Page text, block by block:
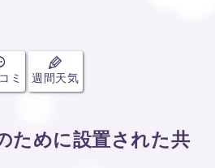
ミ 週間天気
ために設置された共